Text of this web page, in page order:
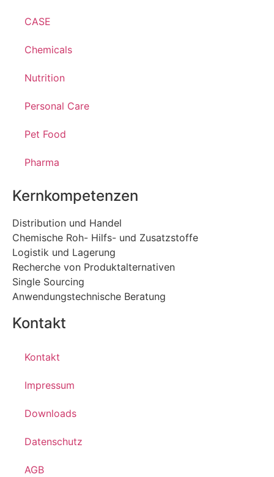
CASE
Chemicals
Nutrition
Personal Care
Pet Food
Pharma
Kernkompetenzen
Distribution und Handel
Chemische Roh- Hilfs- und Zusatzstoffe
Logistik und Lagerung
Recherche von Produktalternativen
Single Sourcing
Anwendungstechnische Beratung
Kontakt
Kontakt
Impressum
Downloads
Datenschutz
AGB